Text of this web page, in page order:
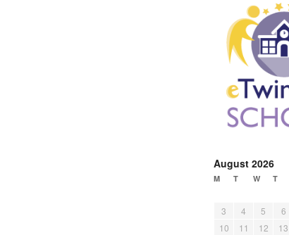
August 2026
M T W T
3
4 5 6
10
11 12 13